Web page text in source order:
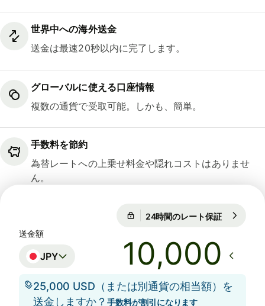
世界中への海外送金
送金は最速20秒以内に完了します。
グローバルに使える口座情報
複数の通貨で受取可能。しかも、簡単。
手数料を節約
為替レートへの上乗せ料金や隠れコストはありませ
ん。
24時間のレート保証
送金額
JPY
25,000 USD（または別通貨の相当額）を
送金しますか？手数料が割引になります